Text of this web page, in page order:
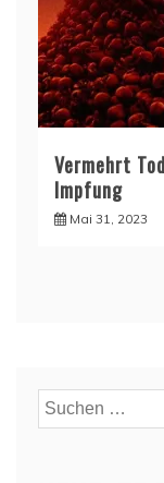
Vermehrt
Impfung
Mai 31, 2023
Suchen
nach: